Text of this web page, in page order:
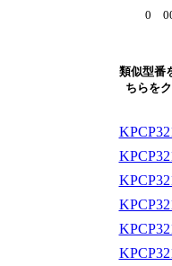
0
類似型番
ちらを